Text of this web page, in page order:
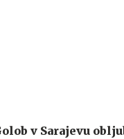
v Sarajevu